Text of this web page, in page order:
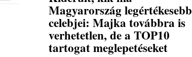
Magyarország legértékesebb
celebjei: Majka továbbra is
verhetetlen, de a TOP10
tartogat meglepetéseket